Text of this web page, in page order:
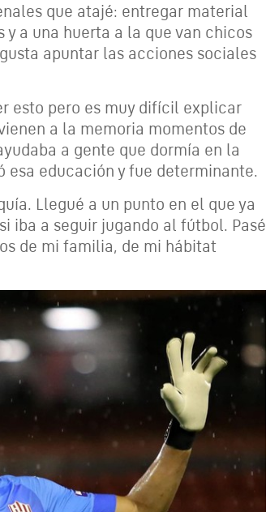
que atajé: entregar material
a una huerta a la que van chicos
apuntar las acciones sociales
esto pero es muy difícil explicar
a la memoria momentos de
a gente que dormía en la
educación y fue determinante.
Llegué a un punto en el que ya
iba a seguir jugando al fútbol. Pasé
de mi familia, de mi hábitat